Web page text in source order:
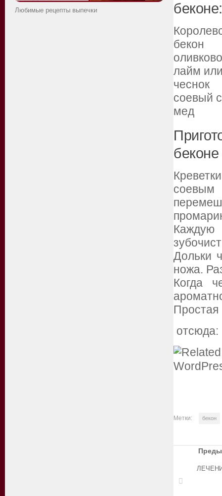
беконе:
бекон
лайм
чеснок
соевый
мед
беконе
Каждую
Дольки
ножа.
Когда
Простая
отсюда:
Метки: бекон
Любимые рецепты выпечки